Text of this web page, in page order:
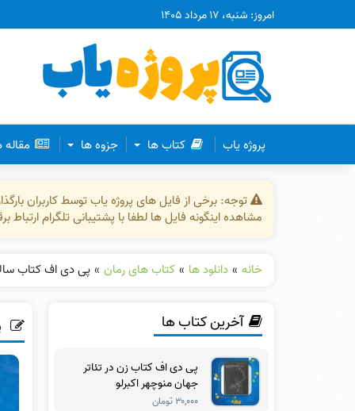
امروز: شنبه، ۱۷ مرداد ۱۴۰۵
پروژه یاب کتاب ها جزوه ها
توجه: برخی از فایل های پروژه یاب توسط کاربران
مشاهده اینگونه فایل ها لطفا با پشتیبانی تلگرام
خانه » دانلود ها » کتاب های رمان » پی دی اف کتاب
آخرین کتاب ها
پی دی اف کتاب زن در تئاتر
جهان منوچهر اکبرلو
۳۰,۰۰۰ تومان